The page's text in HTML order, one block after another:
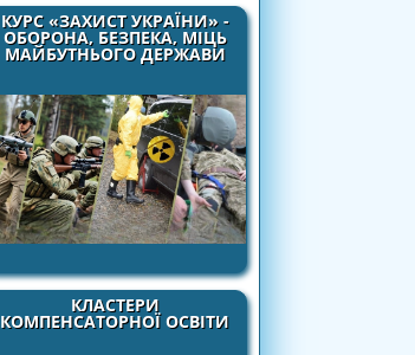
КУРС «ЗАХИСТ УКРАЇНИ» -
ОБОРОНА, БЕЗПЕКА, МІЦЬ
МАЙБУТНЬОГО ДЕРЖАВИ
КЛАСТЕРИ
КОМПЕНСАТОРНОЇ ОСВІТИ